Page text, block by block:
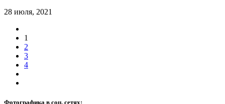
28 июля, 2021
1
2
3
4
Фотографика в соц. сетях: